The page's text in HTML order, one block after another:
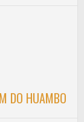
DO HUAMBO